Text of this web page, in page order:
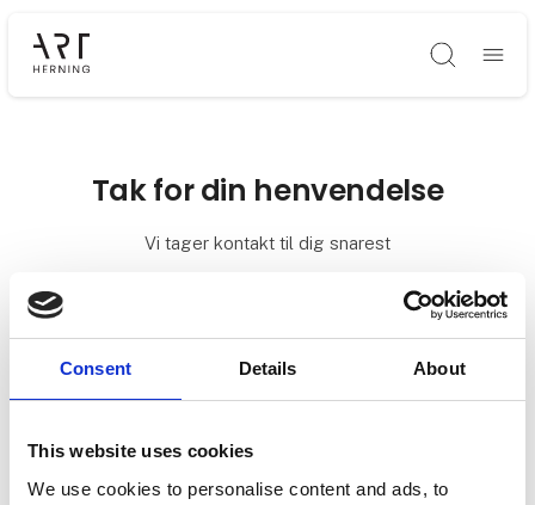
Consent Details About
This website uses cookies
We use cookies to personalise content and ads, to
Søg
Tak for din henvendelse
Vi tager kontakt til dig snarest